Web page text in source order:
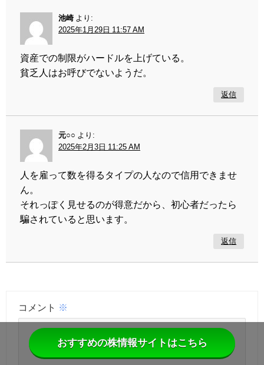
池崎
より:
2025年1月29日 11:57 AM
資産での制限がハードルを上げている。
貧乏人はお呼びでないようだ。
返信
元○○
より:
2025年2月3日 11:25 AM
人を雇って数を得るタイプの人なので信用できませ
ん。
それっぽく見せるのが得意だから、初心者だったら
騙されていると思います。
返信
コメント ※
おすすめの株情報サイトはこちら